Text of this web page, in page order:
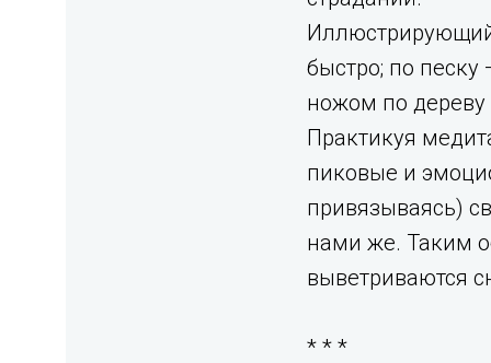
Иллюстрирующий
быстро; по песку
ножом по дереву
Практикуя
пиковые и
привязываясь)
нами же. Таким
выветриваются
* * *